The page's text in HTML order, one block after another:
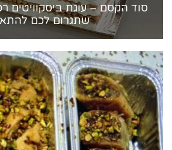
סוד הקסם – עוגת ביסקוויטים
שתגרום לכם